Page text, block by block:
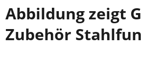
Abbildung zeigt
Zubehör